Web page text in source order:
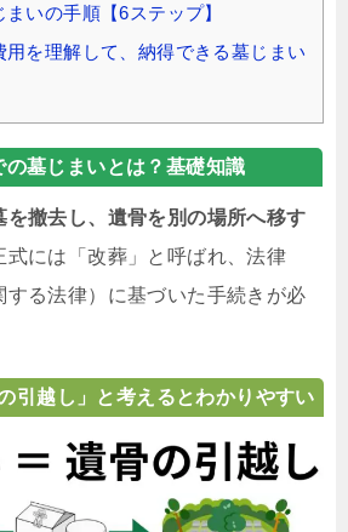
いの手順【6ステップ】
用を理解して、納得できる墓じまい
の墓じまいとは？基礎知識
を撤去し、遺骨を別の場所へ移す
式には「改葬」と呼ばれ、法律
する法律）に基づいた手続きが必
引越し」と考えるとわかりやすい